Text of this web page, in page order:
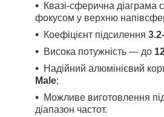
Квазі-сферична діаграма
фокусом у верхню
Коефіцієнт підсилення
Висока потужність — до
Надійний алюмінієвий
Male;
Можливе виготовлення
діапазон частот.